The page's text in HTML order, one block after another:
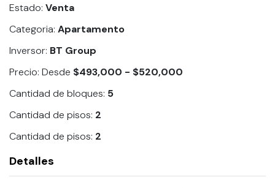
Estado: Venta
Categoria: Apartamento
Inversor: BT Group
Precio: Desde $493,000 - $520,000
Cantidad de bloques: 5
Cantidad de pisos: 2
Cantidad de pisos: 2
Detalles